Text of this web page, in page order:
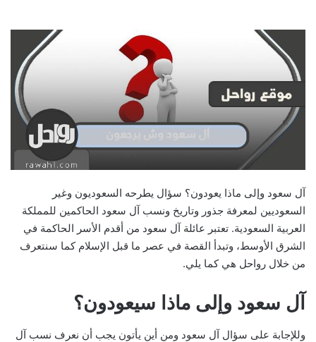
آل سعود وإلى ماذا يعودون؟ سؤال يطرحه السعوديون وغير
السعوديين لمعرفة جذور وتاريخ ونسب آل سعود الحاكمين للمملكة
العربية السعودية. تعتبر عائلة آل سعود من أقدم الأسر الحاكمة في
الشرق الأوسط، وتبدأ القصة في عصر ما قبل الإسلام كما سنتعرف
من خلال رواحل هي كما يلي.
آل سعود وإلى ماذا سيعودون؟
وللإجابة على سؤال آل سعود ومن أين يأتون يجب أن نعرف نسب آل